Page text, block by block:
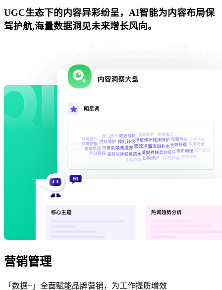
UGC生态下的内容异彩纷呈，AI智能为内容布局保
驾护航,海量数据洞见未来增长风向。
营销管理
「数据+」全面赋能品牌营销，为工作提质增效